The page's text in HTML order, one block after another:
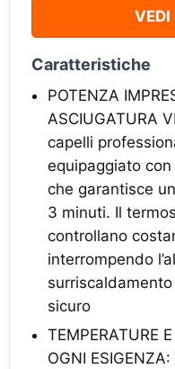
VEDI
Caratteristiche
POTENZA
ASCIUGATURA
capelli
equipaggiato
che garantisce
3 minuti. Il
controllano
interrompendo
sicuro
TEMPERATURE
OGNI